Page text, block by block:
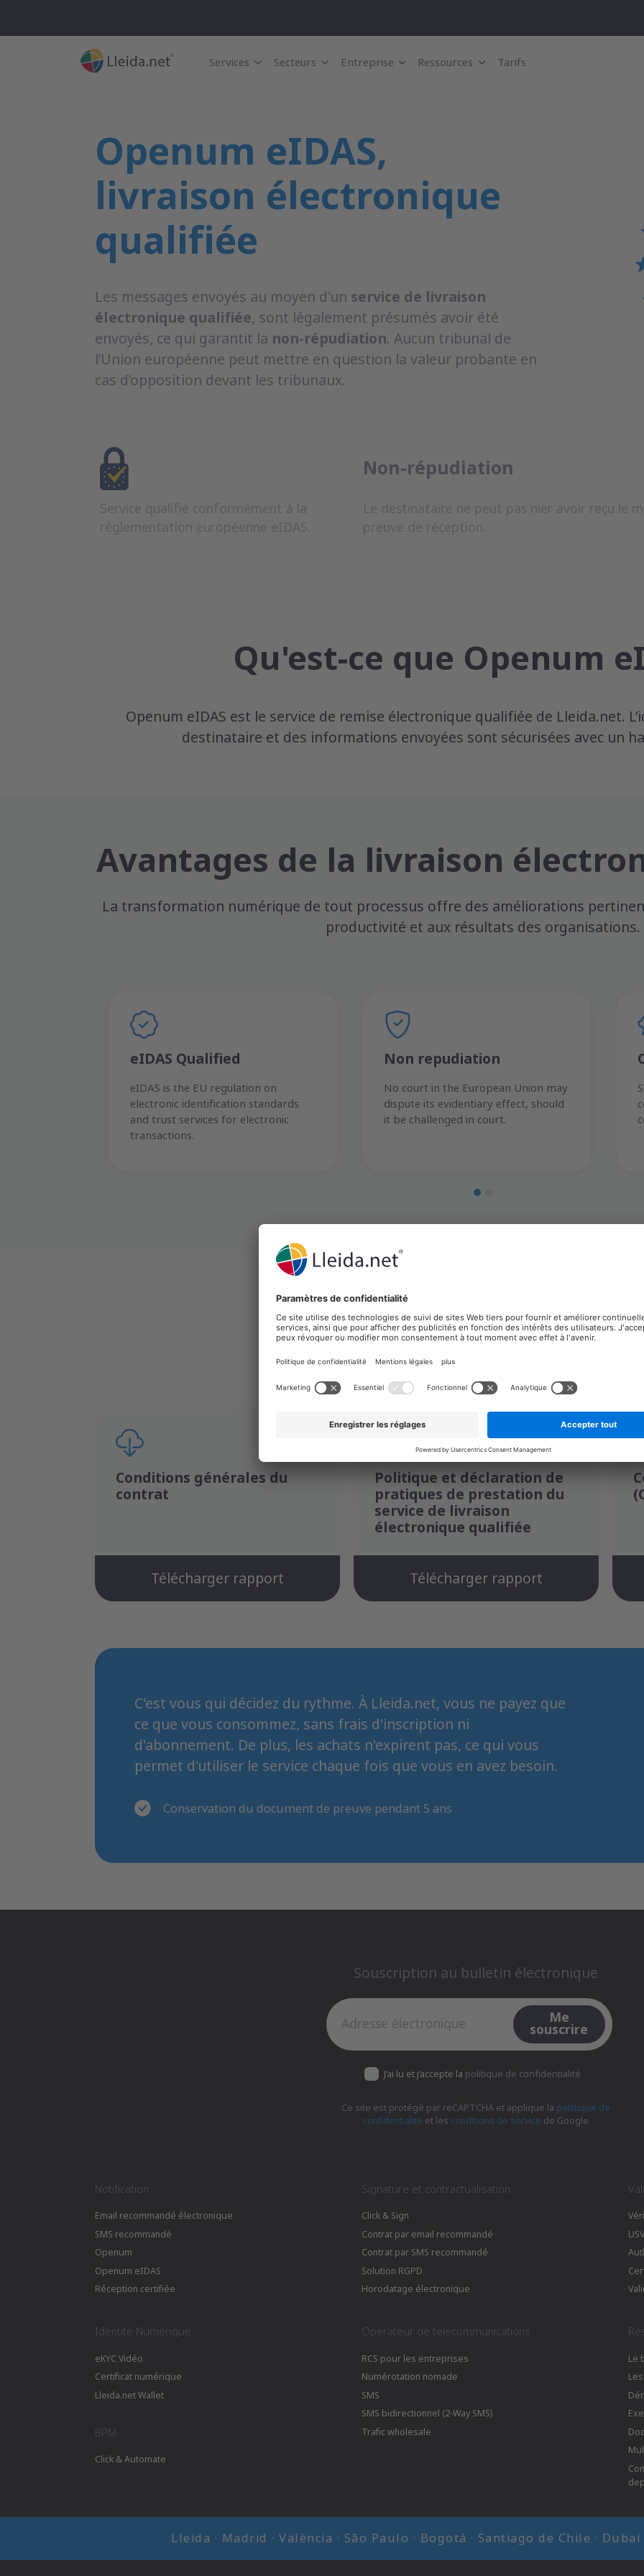
Services Secteurs Entreprise Ressources Tarifs
Openum eIDAS,
livraison électronique
qualifiée
Les messages envoyés au moyen d'un service de livraison
électronique qualifiée, sont légalement présumés avoir été
envoyés, ce qui garantit la non-répudiation. Aucun tribunal de
l’Union européenne peut mettre en question la valeur probante en
cas d’opposition devant les tribunaux.
Non-répudiation
Qu'est-ce que Openum
Openum eIDAS est le service de remise électronique qualifiée de Lleida.net.
destinataire et des informations envoyées sont sécurisées avec un
Avantages de la livraison
La transformation numérique de tout processus offre des améliorations
productivité et aux résultats des organisations.
eIDAS Qualified
eIDAS is the EU regulation on
electronic identification standards
and trust services for electronic
transactions.
Non repudiation
No court in the European Union may
dispute its evidentiary effect, should
it be challenged in court.
Documentation
Conditions générales du
contrat
Télécharger rapport
Politique et déclaration de
pratiques de prestation du
service de livraison
électronique qualifiée
Télécharger rapport
C'est vous qui décidez du rythme. À Lleida.net, vous ne payez que
ce que vous consommez, sans frais d'inscription ni
d'abonnement. De plus, les achats n'expirent pas, ce qui vous
permet d'utiliser le service chaque fois que vous en avez besoin.
Conservation du document de preuve pendant 5 ans
Souscription au bulletin électronique
Souscription au bulletin électronique Me
souscrire
J’ai lu et j’accepte la polítique de confidentialité
Ce site est protégé par reCAPTCHA et applique la políitique de
confidentialité et les conditions de service de Google
Notification
Email recommandé électronique
SMS recommandé
Openum
Openum eIDAS
Réception certifiée
Signature et contractualisation
Click & Sign
Contrat par email recommandé
Contrat par SMS recommandé
Solution RGPD
Horodatage électronique
Identité Numérique
eKYC Vidéo
Certificat numérique
Lleida.net Wallet
BPM
Click & Automate
Operateur de telecommunications
RCS pour les entreprises
Numérotation nomade
SMS
SMS bidirectionnel (2-Way SMS)
Trafic wholesale
Le
Lleida · Madrid · València · São Paulo · Bogotá · Santiago de Chile ·